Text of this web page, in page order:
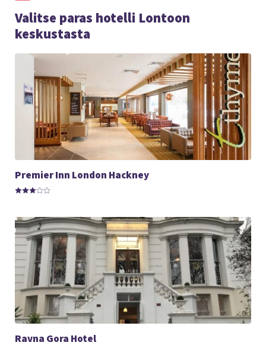
Valitse paras hotelli Lontoon
keskustasta
Premier Inn London Hackney
Ravna Gora Hotel